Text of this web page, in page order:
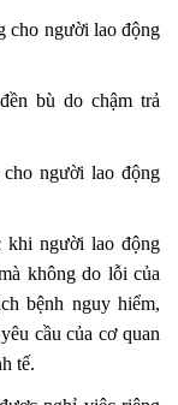
cho người lao động
bù do chậm trả
người lao động
khi người lao động
không do lỗi của
bệnh nguy hiểm,
cầu của cơ quan
tế.